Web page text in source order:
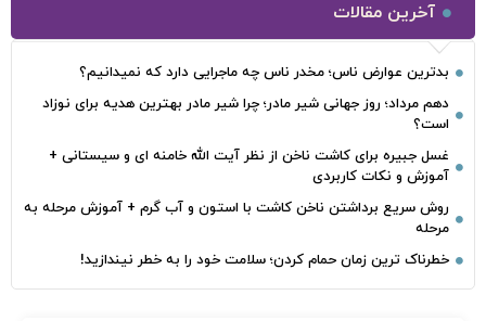
آخرین مقالات
بدترین عوارض ناس؛ مخدر ناس چه ماجرایی دارد که نمیدانیم؟
دهم مرداد؛ روز جهانی شیر مادر؛ چرا شیر مادر بهترین هدیه برای نوزاد
است؟
غسل جبیره برای کاشت ناخن از نظر آیت الله خامنه ای و سیستانی +
آموزش و نکات کاربردی
روش سریع برداشتن ناخن کاشت با استون و آب گرم + آموزش مرحله به
مرحله
خطرناک‌ ترین زمان‌ حمام کردن؛ سلامت خود را به خطر نیندازید!